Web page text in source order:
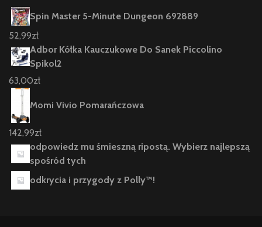
Spin Master 5-Minute Dungeon 692889
52,99zł
Adbor Kółka Kauczukowe Do Sanek Piccolino
Spikol2
63,00zł
Momi Vivio Pomarańczowa
142,99zł
odpowiedz mu śmieszną ripostą. Wybierz najlepszą
spośród tych
odkrycia i przygody z Polly™!